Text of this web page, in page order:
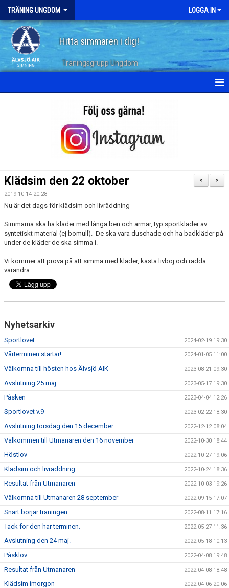
TRÄNING UNGDOM LOGGA IN
Hitta simmaren i dig!
Träningsgrupp Ungdom
TERMINSPLANERING
BILDGALLERI
>
<
Klädsim den 22 oktober
2019-10-14 20:28
Nu är det dags för klädsim och livräddning
Simmarna ska ha kläder med långa ben och ärmar, typ sportkläder av
syntetiskt material (ej bomull). De ska vara duschade och ha badkläder på
under de kläder de ska simma i.
Vi kommer att prova på att simma med kläder, kasta livboj och rädda
varandra.
Nyhetsarkiv
Sportlovet 2024-02-19 19:30
Vårterminen startar! 2024-01-05 11:00
Välkomna till hösten hos Älvsjö AIK 2023-08-21 09:30
Avslutning 25 maj 2023-05-17 19:30
Påsken 2023-04-04 12:26
Sportlovet v.9 2023-02-22 18:30
Avslutning torsdag den 15 december 2022-12-12 08:04
Välkommen till Utmanaren den 16 november 2022-10-30 18:44
Höstlov 2022-10-27 19:06
Klädsim och livräddning 2022-10-24 18:36
Resultat från Utmanaren 2022-10-03 19:26
Välkomna till Utmanaren 28 september 2022-09-15 17:07
Snart börjar träningen. 2022-08-11 17:16
Tack för den här terminen. 2022-05-27 11:36
Avslutning den 24 maj. 2022-05-18 10:13
Påsklov 2022-04-08 19:48
Resultat från Utmanaren 2022-04-08 18:48
Klädsim imorgon 2022-04-06 20:06